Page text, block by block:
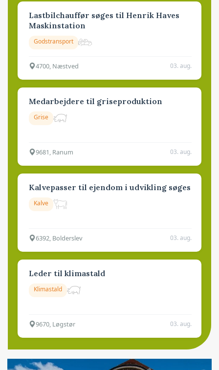
Lastbilchauffør søges til Henrik Haves
Maskinstation
Godstransport
4700, Næstved 03. aug.
Medarbejdere til griseproduktion
Grise
9681, Ranum 03. aug.
Kalvepasser til ejendom i udvikling søges
Kalve
6392, Bolderslev 03. aug.
Leder til klimastald
Klimastald
9670, Løgstør 03. aug.